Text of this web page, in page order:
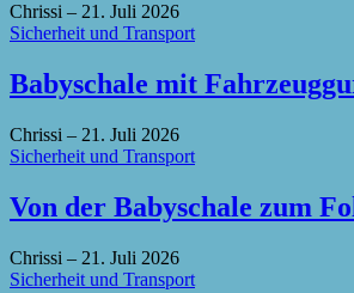
Chrissi – 21. Juli 2026
Sicherheit und Transport
Babyschale mit
Chrissi – 21. Juli 2026
Sicherheit und Transport
Von der Babyschale zum
Chrissi – 21. Juli 2026
Sicherheit und Transport